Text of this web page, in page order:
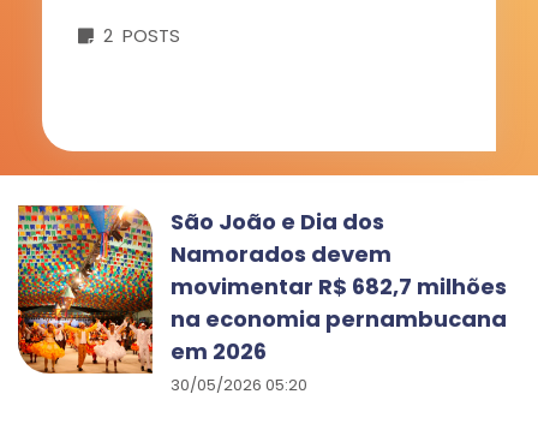
2 POSTS
São João e Dia dos
Namorados devem
movimentar R$ 682,7 milhões
na economia pernambucana
em 2026
30/05/2026 05:20